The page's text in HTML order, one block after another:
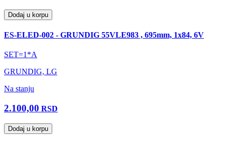
Dodaj u korpu
ES-ELED-002 - GRUNDIG 55VLE983 , 695mm, 1x84, 6V
SET=1*A
GRUNDIG, LG
Na stanju
2.100,00 RSD
Dodaj u korpu